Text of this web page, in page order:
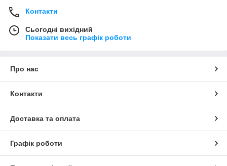
Контакти
Сьогодні вихідний
Показати весь графік роботи
Про нас
Контакти
Доставка та оплата
Графік роботи